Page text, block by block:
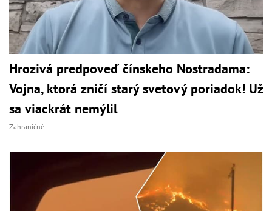
Hrozivá predpoveď čínskeho Nostradama:
Vojna, ktorá zničí starý svetový poriadok! Už
sa viackrát nemýlil
Zahraničné